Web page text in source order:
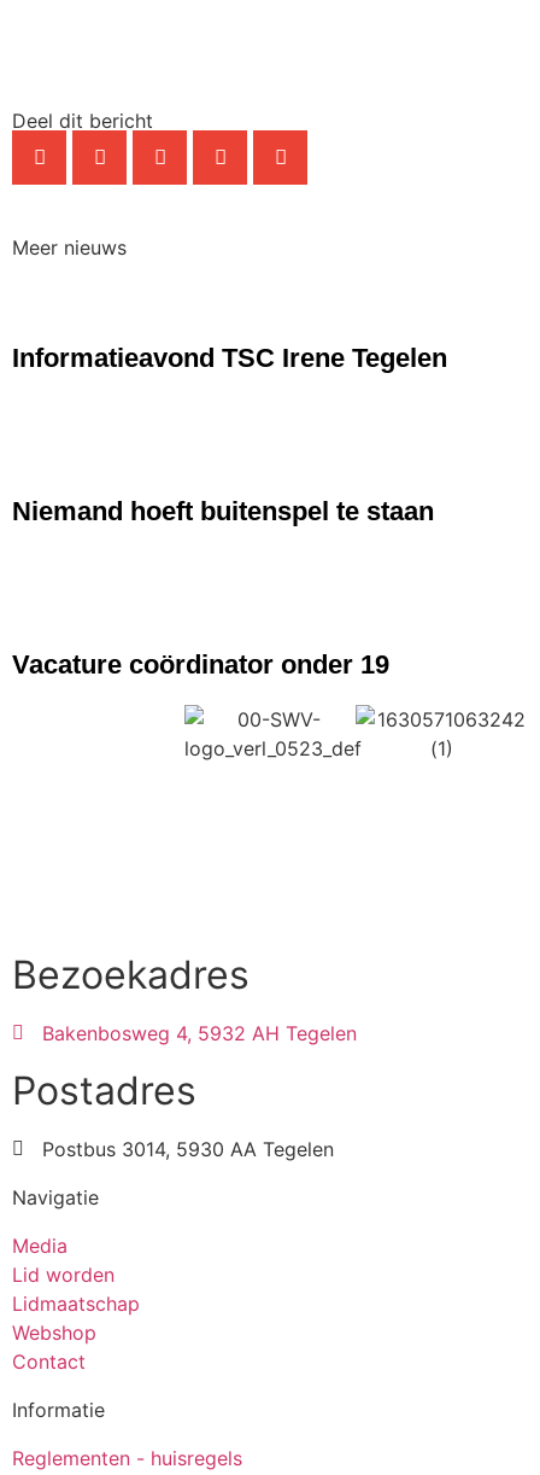
Deel dit bericht
Meer nieuws
Informatieavond TSC Irene Tegelen
Niemand hoeft buitenspel te staan
Vacature coördinator onder 19
Bezoekadres
Bakenbosweg 4, 5932 AH Tegelen
Postadres
Postbus 3014, 5930 AA Tegelen
Navigatie
Media
Lid worden
Lidmaatschap
Webshop
Contact
Informatie
Reglementen - huisregels